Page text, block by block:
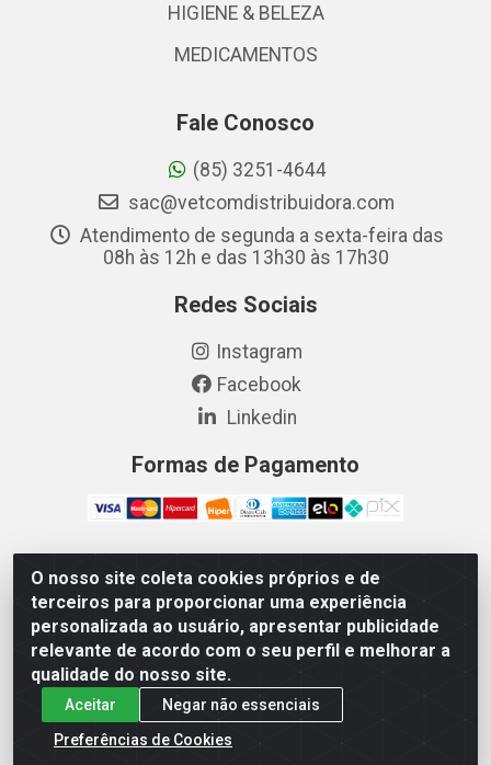
O nosso site coleta cookies próprios e de
terceiros para proporcionar uma experiência
personalizada ao usuário, apresentar publicidade
relevante de acordo com o seu perfil e melhorar a
qualidade do nosso site.
Aceitar
Negar não essenciais
Preferências de Cookies
HIGIENE & BELEZA
MEDICAMENTOS
Fale Conosco
(85) 3251-4644
sac@vetcomdistribuidora.com
Atendimento de segunda a sexta-feira das
08h às 12h e das 13h30 às 17h30
Redes Sociais
Instagram
Facebook
Linkedin
Formas de Pagamento
Vetcom Distribuidora de Rações LTDA - Rua Maximiano
Barreto, 1040 - Barroso, Fortaleza/CE - CEP 60.863-260
- CNPJ 26.133.872/0001-11